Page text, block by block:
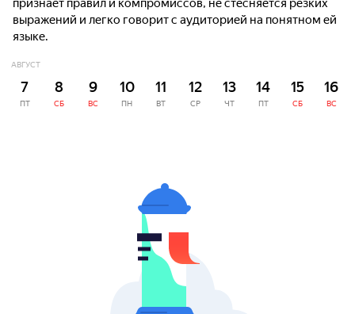
признаёт правил и компромиссов, не стесняется резких
выражений и легко говорит с аудиторией на понятном ей
языке.
АВГУСТ
7
ПТ
8
СБ
9
ВС
10
ПН
11
ВТ
12
СР
13
ЧТ
14
ПТ
15
СБ
16
ВС